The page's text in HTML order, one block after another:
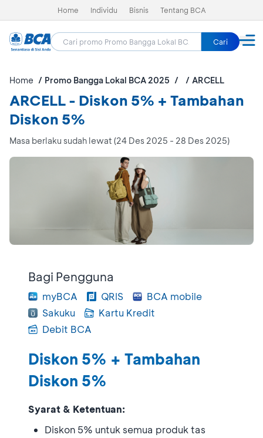
Home Individu Bisnis Tentang BCA
Cari
Home Promo Bangga Lokal BCA 2025 ARCELL
ARCELL - Diskon 5% + Tambahan
Diskon 5%
Masa berlaku sudah lewat (24 Des 2025 - 28 Des 2025)
Bagi Pengguna
myBCA QRIS
BCA mobile
Sakuku
Kartu Kredit
Debit BCA
Diskon 5% + Tambahan
Diskon 5%
Syarat & Ketentuan:
Diskon 5% untuk semua produk tas